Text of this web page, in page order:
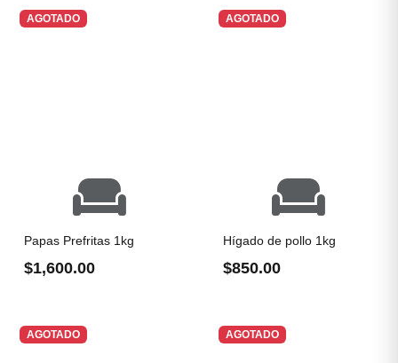
AGOTADO
Papas Prefritas 1kg
$1,600.00
AGOTADO
Hígado de pollo 1kg
$850.00
AGOTADO AGOTADO